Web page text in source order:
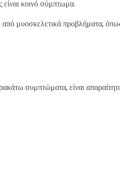
κοινό σύμπτωμα.
από μυοσκελετικά προβλήματα,
συμπτώματα, είναι